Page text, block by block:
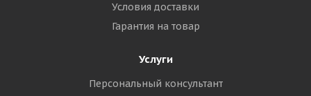
Условия доставки
Гарантия на товар
Услуги
Персональный консультант